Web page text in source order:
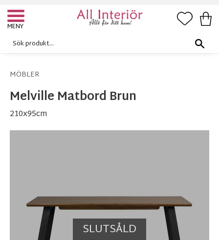
Meny
MÖBLER
Melville Matbord Brun
210x95cm
SLUTSÅLD